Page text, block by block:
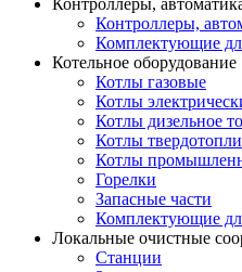
Контроллеры,
Контроллеры,
Комплектующие
Котельное оборудование
Котлы газовые
Котлы
Котлы дизельное
Котлы
Котлы
Горелки
Запасные части
Комплектующие
Локальные очистные
Станции